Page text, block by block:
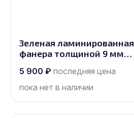
Зеленая ламинированная
фанера толщиной 9 мм
5 900 ₽ последняя цена
пока нет в наличии